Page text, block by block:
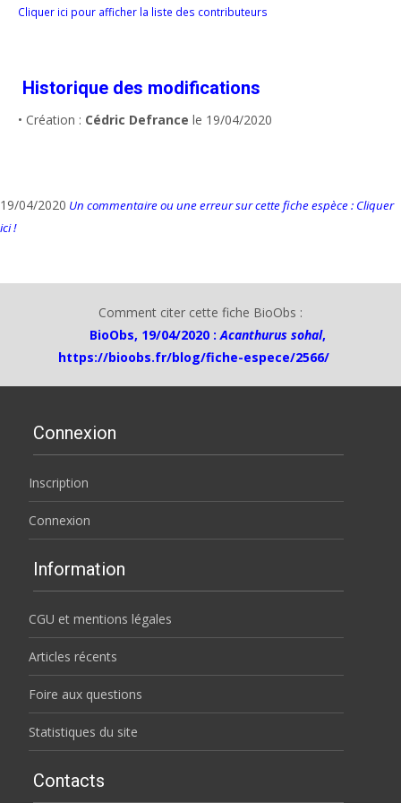
Cliquer ici pour afficher la liste des contributeurs
Historique des modifications
• Création : Cédric Defrance le 19/04/2020
19/04/2020 Un commentaire ou une erreur sur cette fiche espèce : Cliquer
ici !
Comment citer cette fiche BioObs :
BioObs, 19/04/2020 :Acanthurus sohal,
https://bioobs.fr/blog/fiche-espece/2566/
Connexion
Inscription
Connexion
Information
CGU et mentions légales
Articles récents
Foire aux questions
Statistiques du site
Contacts